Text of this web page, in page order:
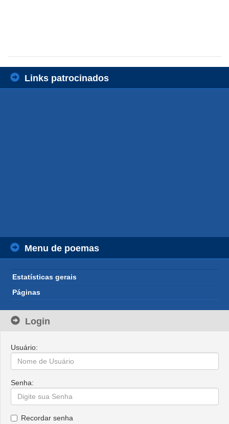
Links patrocinados
Menu de poemas
Estatísticas gerais
Páginas
Login
Usuário:
Senha:
Recordar senha